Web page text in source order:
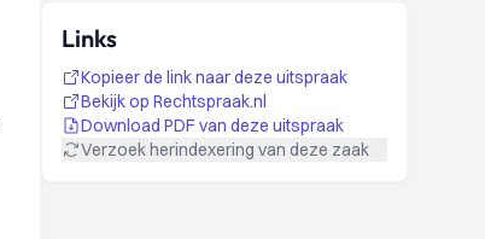
Links
Kopieer de link naar deze uitspraak
Bekijk op Rechtspraak.nl
Download PDF van deze uitspraak
Verzoek herindexering van deze zaak